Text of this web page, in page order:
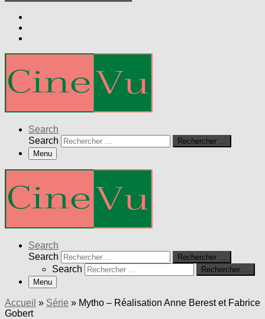
Search
Search
Rechercher …
Menu
Search
Search
Rechercher …
Search
Rechercher …
Menu
Accueil » Série » Mytho – Réalisation Anne Berest et Fabrice
Gobert